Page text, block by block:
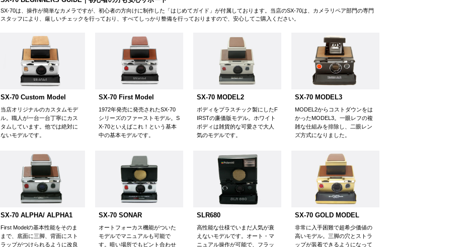
SX-70は、操作が簡単なカメラですが、初心者の方向けに制作した「はじめてガイド」が付属しております。当店のSX-70は、カメラリペア部門の専門
スタッフにより、厳しいチェックを行っており、すべてしっかり整備を行っておりますので、安心してご購入ください。
SX-70 Custom Model
当店オリジナルのカスタムモデ
ル。職人が一台一台丁寧にカス
タムしています。他では絶対に
ないモデルです。
SX-70 First Model
1972年発売に発売されたSX-70
シリーズのファーストモデル。S
X-70といえばこれ！という基本
中の基本モデルです。
SX-70 MODEL2
ボディをプラスチック製にしたF
IRSTの廉価版モデル。ホワイト
ボディは雑貨的な可愛さで大人
気のモデルです。
SX-70 MODEL3
MODEL2からコストダウンをは
かったMODEL3。一眼レフの複
雑な仕組みを排除し、二眼レン
ズ方式になりました。
SX-70 ALPHA/ ALPHA1
First Modelの基本性能をそのま
まで、底面に三脚、背面にスト
ラップがつけられるように改良
SX-70 SONAR
オートフォーカス機能がついた
モデルでマニュアルも可能で
す。暗い場所でもピント合わせ
SLR680
高性能な仕様でいまだ人気が衰
えないモデルです。オート・マ
ニュアル操作が可能で、フラッ
SX-70 GOLD MODEL
非常に入手困難で超希少価値の
高いモデル。三脚の穴とストラ
ップが装着できるようになって